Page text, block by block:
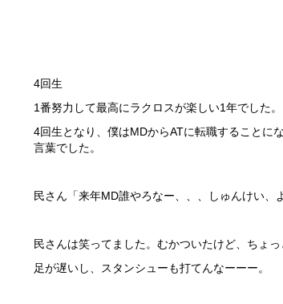
4回生
1番努力して最高にラクロスが楽しい1年でした。
4回生となり、僕はMDからATに転職することに
言葉でした。
民さん「来年MD誰やろなー、、、しゅんけい、
民さんは笑ってました。むかついたけど、ちょ
足が遅いし、スタンシューも打てんなーーー。